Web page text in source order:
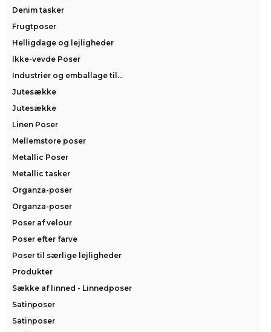
Denim tasker
Frugtposer
Helligdage og lejligheder
Ikke-vevde Poser
Industrier og emballage til...
Jutesække
Jutesække
Linen Poser
Mellemstore poser
Metallic Poser
Metallic tasker
Organza-poser
Organza-poser
Poser af velour
Poser efter farve
Poser til særlige lejligheder
Produkter
Sække af linned - Linnedposer
Satinposer
Satinposer